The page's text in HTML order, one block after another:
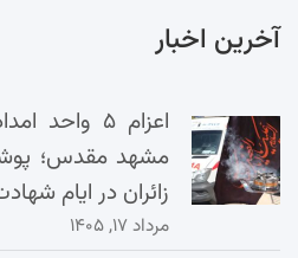
آخرین اخبار
اعزام ۵
مشهد مقدس؛
زائران در ایام
مرداد ۱۷, ۱۴۰۵